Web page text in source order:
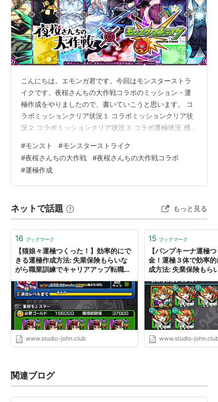
こんにちは。エモンガ君です。今回はモンスターストラ
イクです。夜桜さんちの大作戦コラボのミッション・運
極作成をやりましたので、書いていこうと思います。 コ
ラボミッションクリア状況１ コラボミッションクリア状
況２ コラボミッションクリア状況３ コラボ運極状況 感
スパイ任務でした。それぞれに課題が与えられていてそ
れをこなしていくという感じでした。日にちが変わると
任務も変わるのでコツコツとやる必要がありました。追
加されたものも含め、全て達成することが出来ました。
降臨しました。厳選は１体間に合いま…
#モンスト #モンスターストライク
#夜桜さんちの大作戦 #夜桜さんちの大作戦コラボ
#運極作成
ネットで話題 もっと見る
16 ブックマーク
【猫娘々運極つくった！】効率的にで
きる運極作成方法: 失業保険もらいな
がら職業訓練でキャリアアップ転職伝
www.studio-john.club
15 ブックマーク
【パンプキーナ運極
金！運極３体で効率
成方法: 失業保険もら
www.studio-
関連ブログ